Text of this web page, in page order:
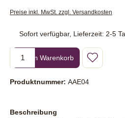
Preise inkl. MwSt. zzgl. Versandkosten
Sofort verfügbar, Lieferzeit: 2-5
Produkt Anzahl: Gib den
In den Warenkorb
Produktnummer: AAE04
Beschreibung